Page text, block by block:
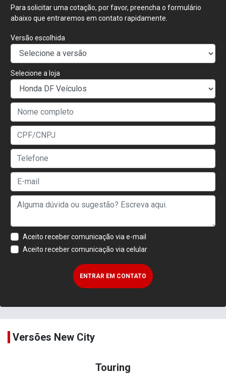
Para solicitar uma cotação, por favor, preencha o formulário
abaixo que entraremos em contato rapidamente.
Versão escolhida
Selecione a loja
Aceito receber comunicação via e-mail
Aceito receber comunicação via celular
ENTRAR EM CONTATO
Versões New City
Touring